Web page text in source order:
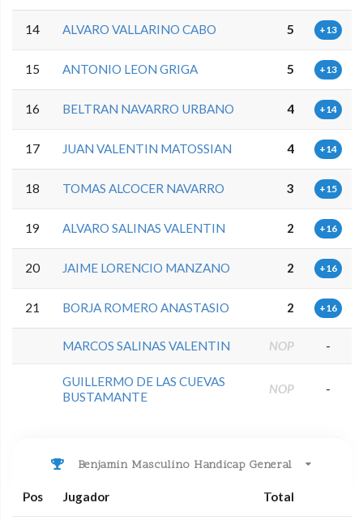
14 ALVARO VALLARINO CABO 5 +13
15 ANTONIO LEON GRIGA 5 +13
16 BELTRAN NAVARRO URBANO 4 +14
17 JUAN VALENTIN MATOSSIAN 4 +14
18 TOMAS ALCOCER NAVARRO 3 +15
19 ALVARO SALINAS VALENTIN 2 +16
20 JAIME LORENCIO MANZANO 2 +16
21 BORJA ROMERO ANASTASIO 2 +16
MARCOS SALINAS VALENTIN NOP -
GUILLERMO DE LAS CUEVAS
BUSTAMANTE
NOP -
Benjamin Masculino Handicap General
Pos Jugador Total